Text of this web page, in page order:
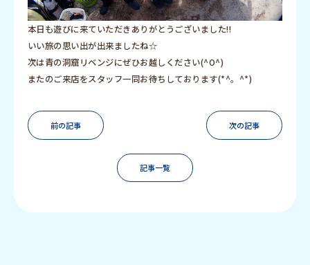
本日も遊びに来ていただきありがとうございました!!
いい旅の思い出が出来ましたね☆
次は青の洞窟リベンジにぜひお越しください(^O^)
またのご来店をスタッフ一同お待ちしております(*^。^*)
前の記事
記事一覧
次の記事